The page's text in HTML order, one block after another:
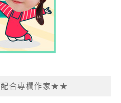
合專欄作家★★